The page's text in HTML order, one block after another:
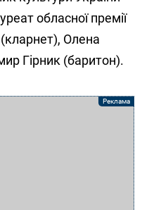
обласної премії
Олена
Гірник (баритон).